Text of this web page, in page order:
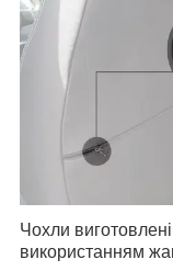
Чохли
використанням